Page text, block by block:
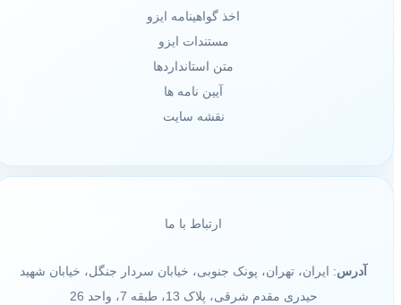
اخذ گواهینامه ایزو
مستندات ایزو
متن استانداردها
آیین نامه ها
نقشه سایت
ارتباط با ما
آدرس: ایران، تهران، پونک جنوبی، خیابان سردار جنگل، خیابان شهید
حیدری مقدم شرقی، پلاک 13، طبقه 7، واحد 26